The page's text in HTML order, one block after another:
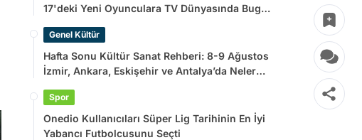
17'deki Yeni Oyunculara TV Dünyasında Bugün
Genel Kültür
Hafta Sonu Kültür Sanat Rehberi: 8-9 Ağustos
İzmir, Ankara, Eskişehir ve Antalya’da Neler
Spor
Onedio Kullanıcıları Süper Lig Tarihinin En İyi
Yabancı Futbolcusunu Seçti